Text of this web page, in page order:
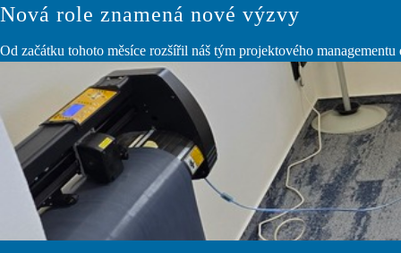
Nová role znamená nové výzvy
Od začátku tohoto měsíce rozšířil náš tým projektového